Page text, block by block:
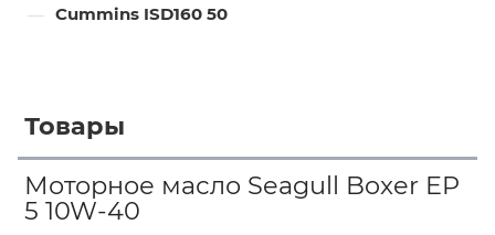
— Cummins ISD160 50
Товары
Моторное масло Seagull Boxer EP
5 10W-40